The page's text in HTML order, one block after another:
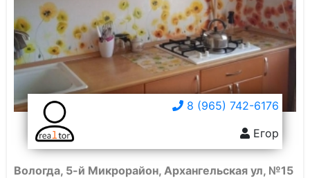
8 (965) 742-6176
Егор
Вологда, 5-й Микрорайон, Архангельская ул, №15